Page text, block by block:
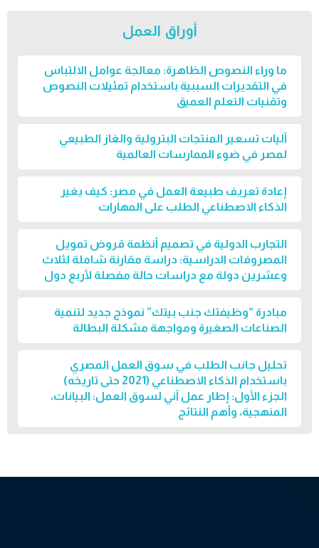
أوراق العمل
ما وراء النصوص الظاهرة: معالجة عوامل الالتباس
في التقديرات السببية باستخدام تمثيلات النصوص
وتقنيات التعلم العميق
آليات تسعير المنتجات البترولية والغاز الطبيعي
لمصر في ضوء الممارسات العالمية
إعادة تعريف طبيعة العمل في مصر: كيف يغير
الذكاء الاصطناعي الطلب على المهارات
التجارب الدولية في تصميم أنظمة قروض تمويل
المصروفات الدراسية: دراسة مقارنة شاملة لثلاث
وعشرين دولة مع دراسات حالة مفصلة لأربع دول
مبادرة “وظيفتك جنب بيتك” نموذج جديد لتنمية
الصناعات الصغيرة ومواجهة مشكلة البطالة
تحليل جانب الطلب في سوق العمل المصري
باستخدام الذكاء الاصطناعي (2021 حتى تاريخه)
الجزء الأول: إطار عمل آني لسوق العمل: البيانات،
المنهجية، وأهم النتائج